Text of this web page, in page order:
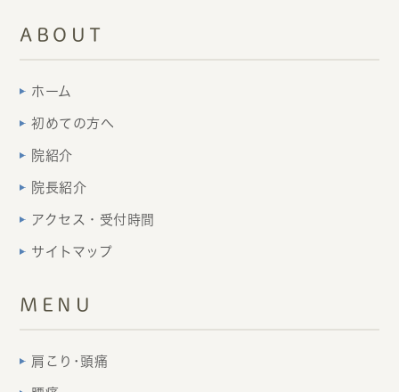
ABOUT
ホーム
初めての方へ
院紹介
院長紹介
アクセス・受付時間
サイトマップ
MENU
肩こり･頭痛